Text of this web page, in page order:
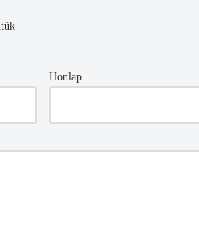
Honlap